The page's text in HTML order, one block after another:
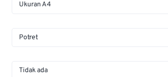
Ukuran A4
Potret
Tidak ada